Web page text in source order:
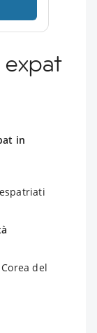
in
del